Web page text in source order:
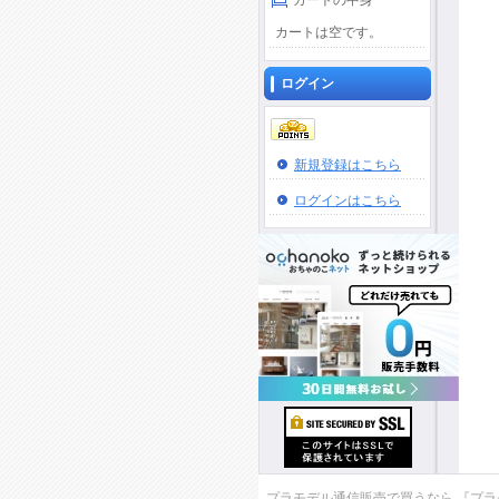
カートは空です。
ログイン
新規登録はこちら
ログインはこちら